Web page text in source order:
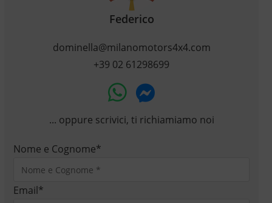
Federico
dominella@milanomotors4x4.com
+39 02 61298699
... oppure scrivici, ti richiamiamo noi
Nome e Cognome*
Email*